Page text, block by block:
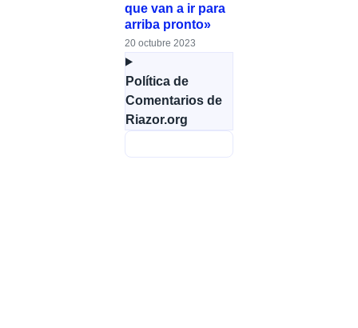
que van a ir para
arriba pronto»
20 octubre 2023
Política de
Comentarios de
Riazor.org